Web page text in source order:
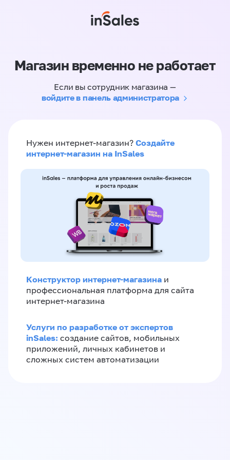
Магазин временно не работает
Если вы сотрудник магазина —
войдите в панель администратора
Нужен интернет-магазин? Создайте
интернет-магазин на InSales
Конструктор интернет-магазина и
профессиональная платформа для сайта
интернет-магазина
Услуги по разработке от экспертов
inSales: создание сайтов, мобильных
приложений, личных кабинетов и
сложных систем автоматизации